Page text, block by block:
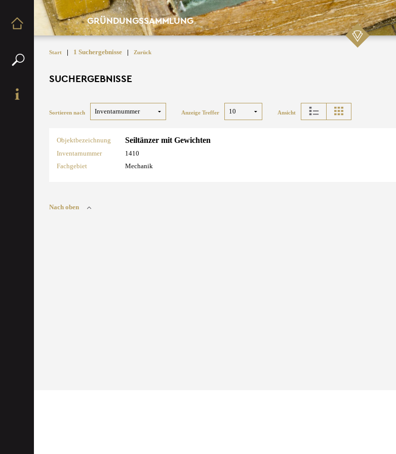
GRÜNDUNGSSAMMLUNG
Start | 1 Suchergebnisse | Zurück
SUCHERGEBNISSE
Sortieren nach Anzeige Treffer Ansicht
Objektbezeichnung Seiltänzer mit Gewichten
Inventarnummer
1410
Fachgebiet
Mechanik
Nach oben